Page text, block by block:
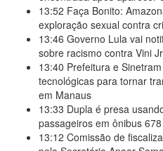
13:52 Faça Bonito:
exploração sexual contra
13:46 Governo Lula vai
sobre racismo contra Vini Jr
13:40 Prefeitura e
tecnológicas para tornar
em Manaus
13:33 Dupla é presa
passageiros em ônibus
13:12 Comissão de